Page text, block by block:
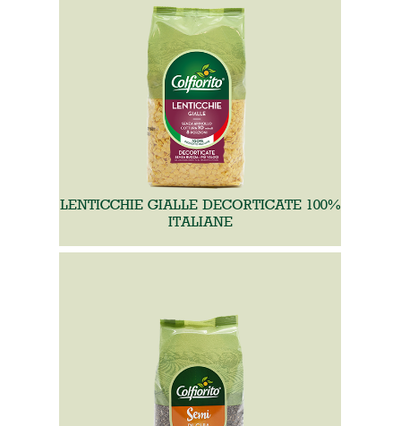
LENTICCHIE GIALLE DECORTICATE 100%
ITALIANE